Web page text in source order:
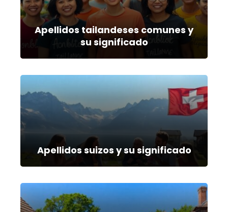
Apellidos tailandeses comunes y
su significado
Apellidos suizos y su significado